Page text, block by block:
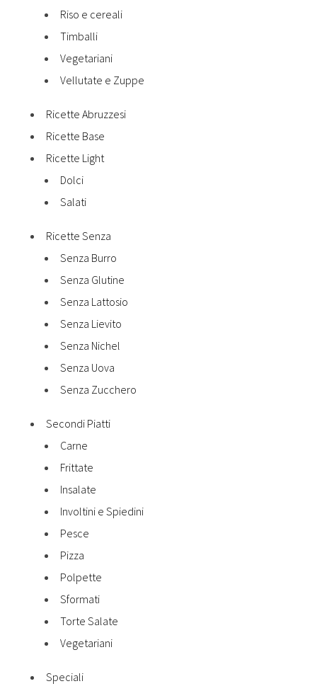
Riso e cereali
Timballi
Vegetariani
Vellutate e Zuppe
Ricette Abruzzesi
Ricette Base
Ricette Light
Dolci
Salati
Ricette Senza
Senza Burro
Senza Glutine
Senza Lattosio
Senza Lievito
Senza Nichel
Senza Uova
Senza Zucchero
Secondi Piatti
Carne
Frittate
Insalate
Involtini e Spiedini
Pesce
Pizza
Polpette
Sformati
Torte Salate
Vegetariani
Speciali